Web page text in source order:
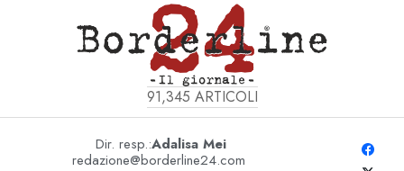
91,345 ARTICOLI
Dir. resp.:Adalisa Mei
redazione@borderline24.com